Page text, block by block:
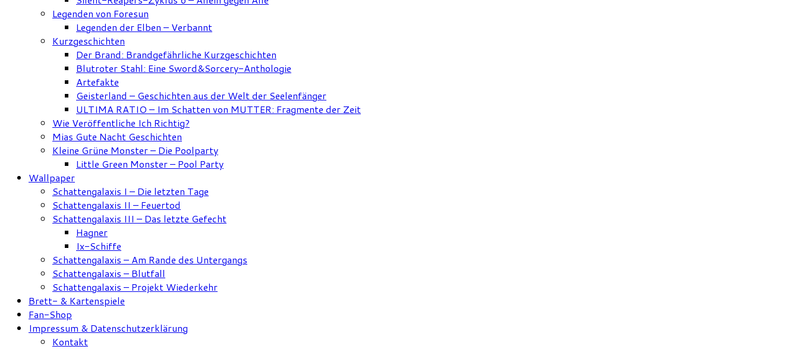
Legenden von Foresun
Legenden der Elben – Verbannt
Kurzgeschichten
Der Brand: Brandgefährliche Kurzgeschichten
Blutroter Stahl: Eine Sword&Sorcery-Anthologie
Artefakte
Geisterland – Geschichten aus der Welt der Seelenfänger
ULTIMA RATIO – Im Schatten von MUTTER: Fragmente der Zeit
Wie Veröffentliche Ich Richtig?
Mias Gute Nacht Geschichten
Kleine Grüne Monster – Die Poolparty
Little Green Monster – Pool Party
Wallpaper
Schattengalaxis I – Die letzten Tage
Schattengalaxis II – Feuertod
Schattengalaxis III – Das letzte Gefecht
Hagner
Ix-Schiffe
Schattengalaxis – Am Rande des Untergangs
Schattengalaxis – Blutfall
Schattengalaxis – Projekt Wiederkehr
Brett- & Kartenspiele
Fan-Shop
Impressum & Datenschutzerklärung
Kontakt